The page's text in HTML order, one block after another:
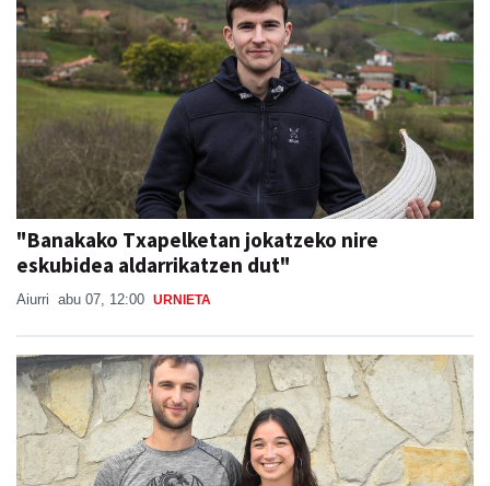
"Banakako Txapelketan jokatzeko nire
eskubidea aldarrikatzen dut"
Aiurri abu 07, 12:00 URNIETA